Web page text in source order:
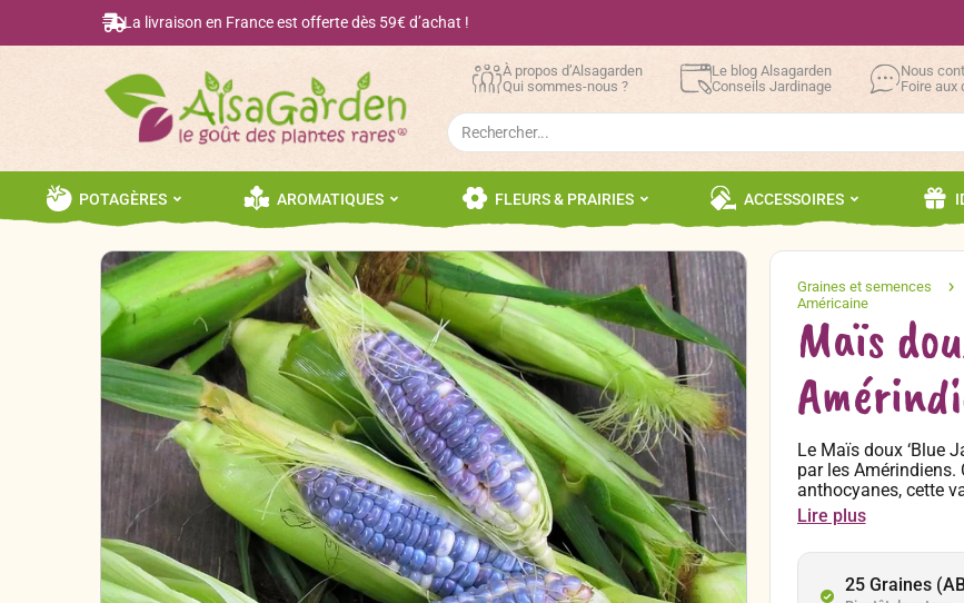
La livraison en France est offerte dès 59€ d’achat !
À propos d’Alsagarden
Qui sommes-nous ?
Le blog Alsagarden
Conseils Jardinage
Nous
Foire aux
Search
for:
POTAGÈRES AROMATIQUES FLEURS & PRAIRIES ACCESSOIRES
Maïs
Le Maïs doux ‘Blue
par les Amérindiens.
anthocyanes, cette
hauteur à maturité et
délicieusement
Lire plus
25 Graines